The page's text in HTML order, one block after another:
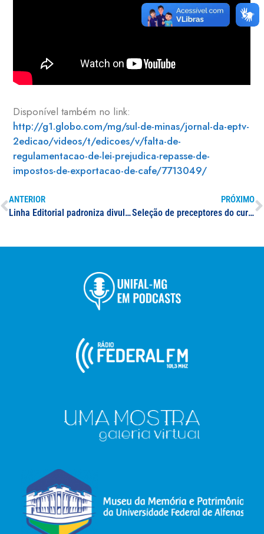
Disponível também no link:
http://g1.globo.com/mg/sul-de-minas/jornal-da-eptv-
2edicao/videos/t/edicoes/v/falta-de-
regulamentacao-de-lei-prejudica-repasse-de-
impostos-de-exportacao-de-cafe/7713049/
ANTERIOR
Linha Editorial padroniza divulgação de notícias no Portal da UNIFAL-MG
PRÓXIMO
Seleção de preceptores do curso de Medicina